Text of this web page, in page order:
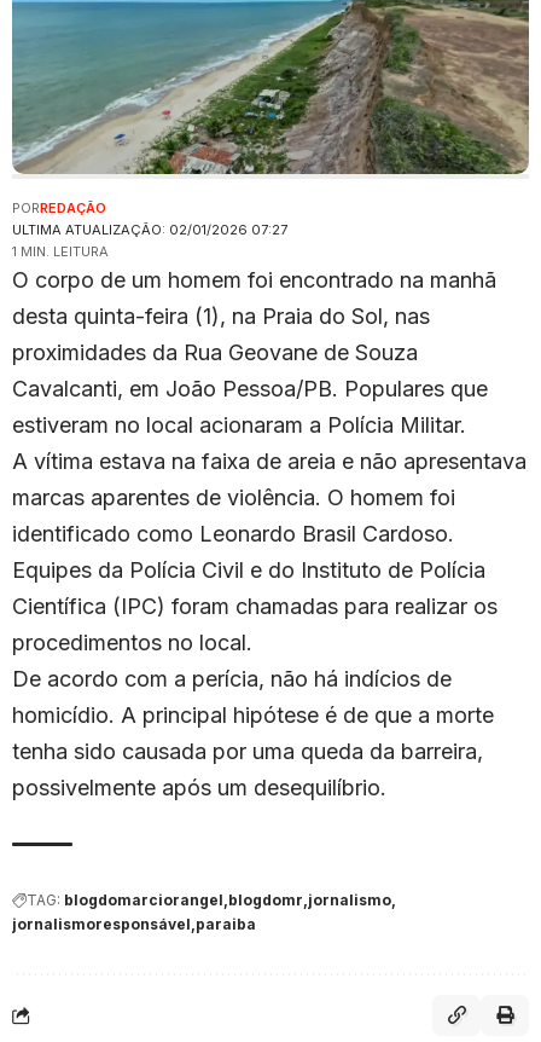
ULTIMA ATUALIZAÇÃO: 02/01/2026 07:27
PORREDAÇÃO
1 MIN. LEITURA
O corpo de um homem foi encontrado na manhã
desta quinta-feira (1), na Praia do Sol, nas
proximidades da Rua Geovane de Souza
Cavalcanti, em João Pessoa/PB. Populares que
estiveram no local acionaram a Polícia Militar.
A vítima estava na faixa de areia e não apresentava
marcas aparentes de violência. O homem foi
identificado como Leonardo Brasil Cardoso.
Equipes da Polícia Civil e do Instituto de Polícia
Científica (IPC) foram chamadas para realizar os
procedimentos no local.
De acordo com a perícia, não há indícios de
homicídio. A principal hipótese é de que a morte
tenha sido causada por uma queda da barreira,
possivelmente após um desequilíbrio.
TAG: blogdomarciorangel blogdomr jornalismo
jornalismoresponsável paraiba